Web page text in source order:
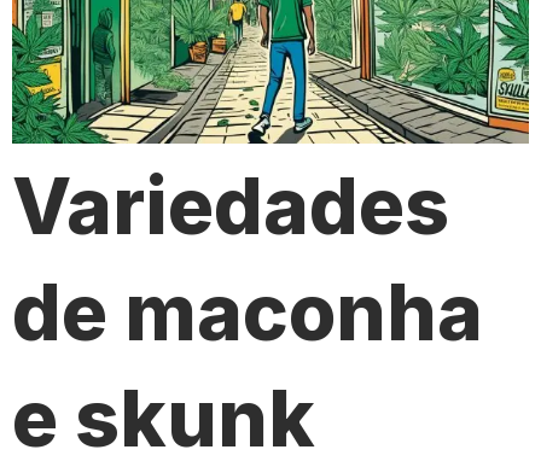
Variedades
de maconha
e skunk